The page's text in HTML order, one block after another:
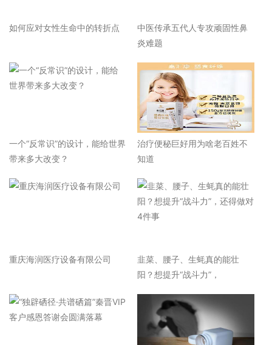
如何应对女性生命中的转折点
中医传承五代人专攻顽固性鼻
炎难题
一个“反常识”的设计，能给世界
带来多大改变？
治疗便秘巨好用为啥老百姓不
知道
重庆海润医疗设备有限公司
韭菜、腰子、生蚝真的能壮
阳？想提升“战斗力”，